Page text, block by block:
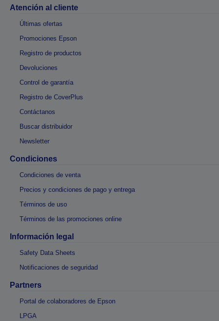
Atención al cliente
Últimas ofertas
Promociones Epson
Registro de productos
Devoluciones
Control de garantía
Registro de CoverPlus
Contáctanos
Buscar distribuidor
Newsletter
Condiciones
Condiciones de venta
Precios y condiciones de pago y entrega
Términos de uso
Términos de las promociones online
Información legal
Safety Data Sheets
Notificaciones de seguridad
Partners
Portal de colaboradores de Epson
LPGA